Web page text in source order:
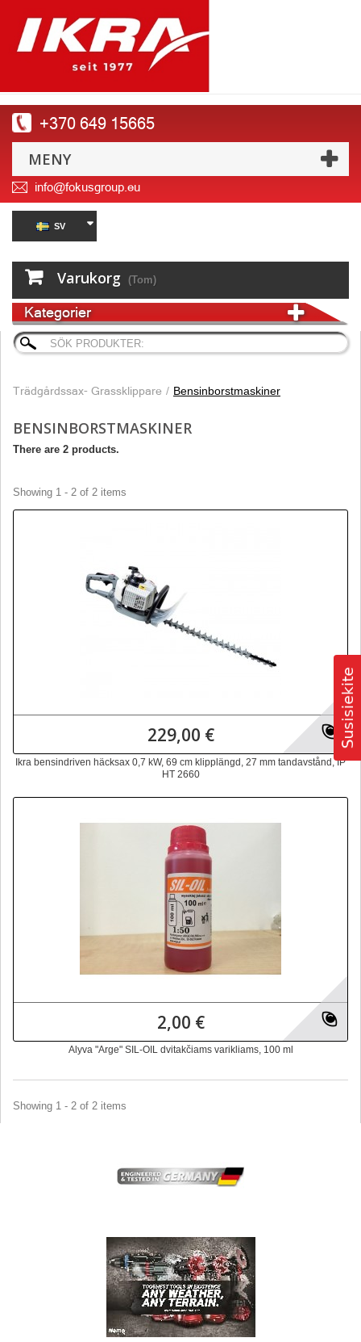
+370 649 15665
MENY
info@fokusgroup.eu
SV
Varukorg (Tom)
Kategorier
Trädgårdssax- Grassklippare Bensinborstmaskiner
BENSINBORSTMASKINER
There are 2 products.
Showing 1 - 2 of 2 items
229,00 €
Ikra bensindriven häcksax 0,7 kW, 69 cm klipplängd, 27 mm tandavstånd, IP
HT 2660
2,00 €
Alyva "Arge" SIL-OIL dvitakčiams varikliams, 100 ml
Showing 1 - 2 of 2 items